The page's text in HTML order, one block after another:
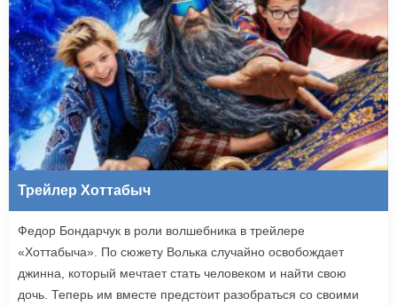
Трейлер Хоттабыч
Федор Бондарчук в роли волшебника в трейлере
«Хоттабыча». По сюжету Волька случайно освобождает
джинна, который мечтает стать человеком и найти свою
дочь. Теперь им вместе предстоит разобраться со своими